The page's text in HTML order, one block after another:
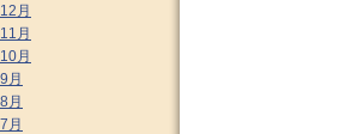
月
月
月
月
月
月